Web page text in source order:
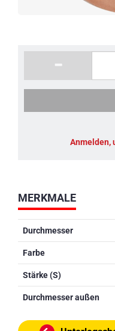
MERKMALE
Durchmesser
Farbe
Stärke (S)
Durchmesser außen
Anmelden,